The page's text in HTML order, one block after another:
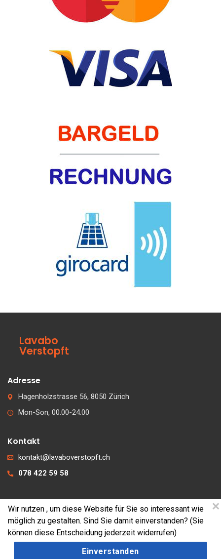
Lavabo
Verstopft
Adresse
Hagenholzstrasse 56, 8050 Zürich
Mon-Son, 00.00-24.00
Kontakt
kontakt@lavaboverstopft.ch
078 422 59 58
© 2026 lavaboverstopft.ch
Kontakt
Impressum
Cookies
Wir nutzen , um diese Website für Sie so interessant wie
möglich zu gestalten. Sind Sie damit einverstanden? (Sie
können diese Entscheidung jederzeit widerrufen)
Einverstanden